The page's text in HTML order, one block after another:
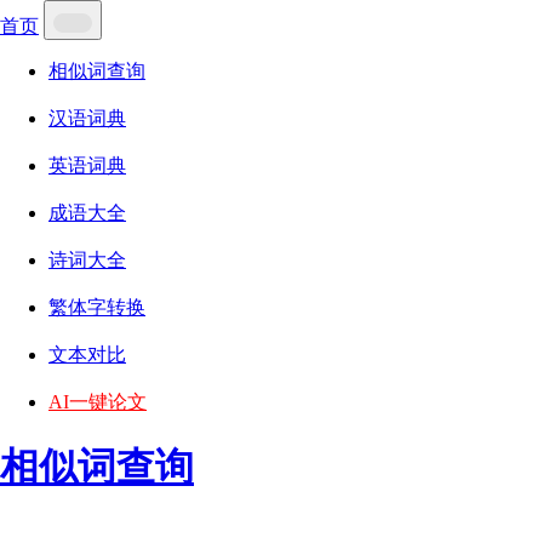
首页
相似词查询
汉语词典
英语词典
成语大全
诗词大全
繁体字转换
文本对比
AI一键论文
相似词查询